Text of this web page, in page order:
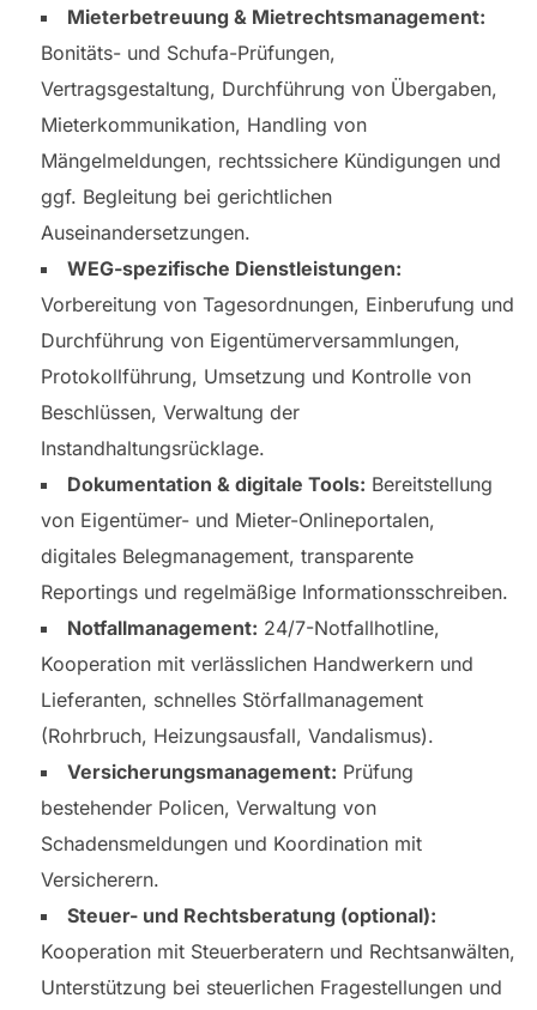
Mieterbetreuung & Mietrechtsmanagement:
Bonitäts- und Schufa-Prüfungen,
Vertragsgestaltung, Durchführung von Übergaben,
Mieterkommunikation, Handling von
Mängelmeldungen, rechtssichere Kündigungen und
ggf. Begleitung bei gerichtlichen
Auseinandersetzungen.
WEG-spezifische Dienstleistungen:
Vorbereitung von Tagesordnungen, Einberufung und
Durchführung von Eigentümerversammlungen,
Protokollführung, Umsetzung und Kontrolle von
Beschlüssen, Verwaltung der
Instandhaltungsrücklage.
Dokumentation & digitale Tools: Bereitstellung
von Eigentümer- und Mieter-Onlineportalen,
digitales Belegmanagement, transparente
Reportings und regelmäßige Informationsschreiben.
Notfallmanagement: 24/7-Notfallhotline,
Kooperation mit verlässlichen Handwerkern und
Lieferanten, schnelles Störfallmanagement
(Rohrbruch, Heizungsausfall, Vandalismus).
Versicherungsmanagement: Prüfung
bestehender Policen, Verwaltung von
Schadensmeldungen und Koordination mit
Versicherern.
Steuer- und Rechtsberatung (optional):
Kooperation mit Steuerberatern und Rechtsanwälten,
Unterstützung bei steuerlichen Fragestellungen und